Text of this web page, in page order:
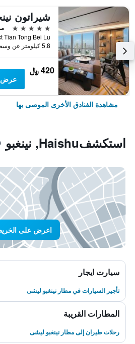
5 نجوم
5.8 كيلومتر عن وسط المدينة
420 ﷼
عرض
مشاهدة الفنادق الأخرى الموصى بها
استكشفHaishu, نينغبو
اعرض على
سيارت ايجار
تأجير السيارات في مطار نينغبو ليشى
المطارات القريبة
رحلات طيران إلى مطار نينغبو ليشى